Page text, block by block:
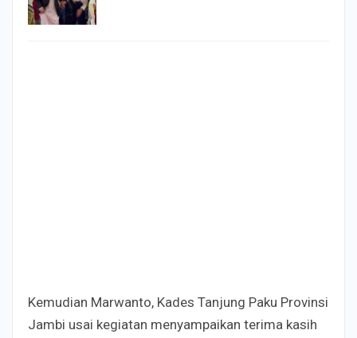
Kemudian Marwanto, Kades Tanjung Paku Provinsi
Jambi usai kegiatan menyampaikan terima kasih